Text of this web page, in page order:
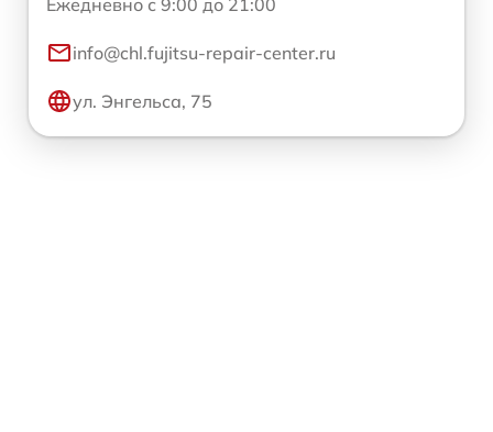
info@chl.fujitsu-repair-center.ru
ул. Энгельса, 75